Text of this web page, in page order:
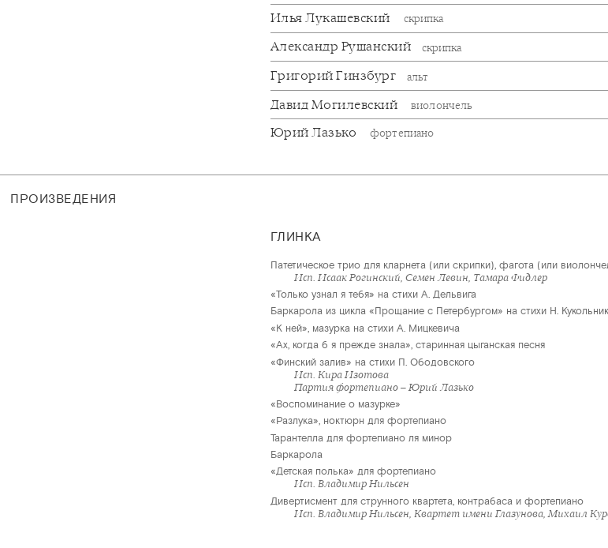
Илья Лукашевский скрипка
Александр Рушанский скрипка
Григорий Гинзбург альт
Давид Могилевский виолончель
Юрий Лазько фортепиано
ПРОИЗВЕДЕНИЯ
ГЛИНКА
Патетическое трио для кларнета (или скрипки), фагота (или
Исп. Исаак Рогинский, Семен Левин, Тамара Фидлер
«Только узнал я тебя» на стихи А. Дельвига
Баркарола из цикла «Прощание с Петербургом» на стихи Н.
«К ней», мазурка на стихи А. Мицкевича
«Ах, когда б я прежде знала», старинная цыганская песня
«Финский залив» на стихи П. Ободовского
Исп. Кира Изотова
Партия фортепиано – Юрий Лазько
«Воспоминание о мазурке»
«Разлука», ноктюрн для фортепиано
Тарантелла для фортепиано ля минор
Баркарола
«Детская полька» для фортепиано
Исп. Владимир Нильсен
Дивертисмент для струнного квартета, контрабаса и фортепиано
Исп. Владимир Нильсен, Квартет имени Глазунова, Михаил